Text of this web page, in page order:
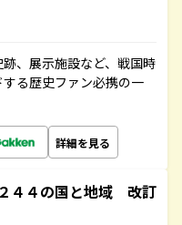
、展示施設など、戦国時
る歴史ファン必携の一
詳細を見る
４４の国と地域 改訂